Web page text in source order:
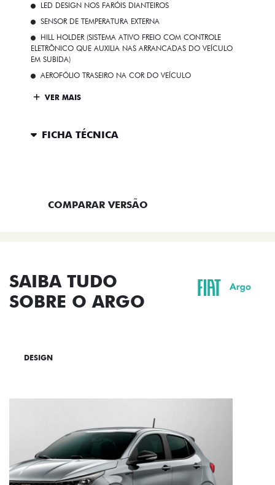
LED DESIGN NOS FARÓIS DIANTEIROS
SENSOR DE TEMPERATURA EXTERNA
HILL HOLDER (SISTEMA ATIVO FREIO COM CONTROLE
ELETRÔNICO QUE AUXILIA NAS ARRANCADAS DO VEÍCULO
EM SUBIDA)
AEROFÓLIO TRASEIRO NA COR DO VEÍCULO
VER MAIS
FICHA TÉCNICA
COMPARAR VERSÃO
SAIBA TUDO
SOBRE O ARGO
DESIGN